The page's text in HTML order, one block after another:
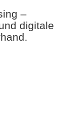
–
digitale